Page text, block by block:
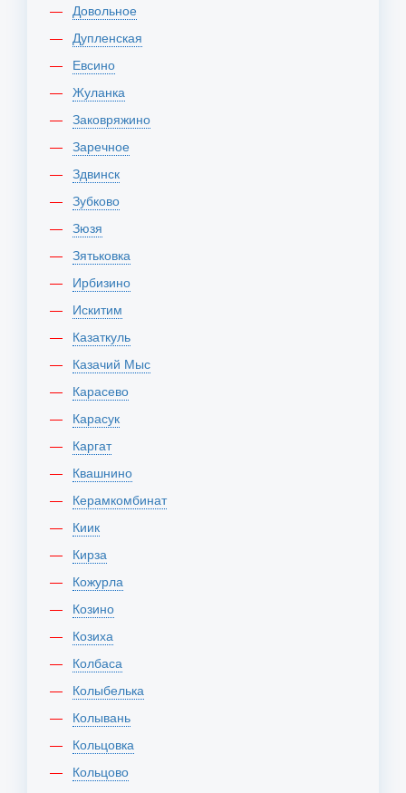
Довольное
Дупленская
Евсино
Жуланка
Заковряжино
Заречное
Здвинск
Зубково
Зюзя
Зятьковка
Ирбизино
Искитим
Казаткуль
Казачий Мыс
Карасево
Карасук
Каргат
Квашнино
Керамкомбинат
Киик
Кирза
Кожурла
Козино
Козиха
Колбаса
Колыбелька
Колывань
Кольцовка
Кольцово